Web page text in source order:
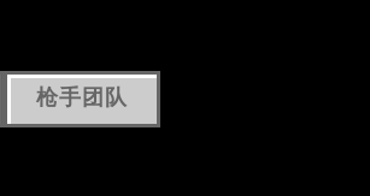
枪手团队